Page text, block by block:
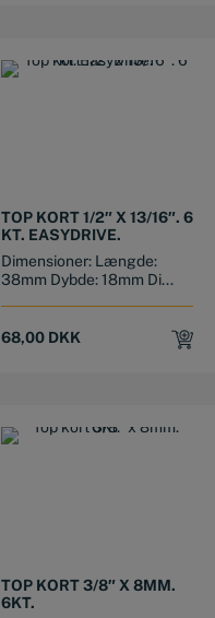
TOP KORT 1/2″ X 13/16″. 6
KT. EASYDRIVE.
Dimensioner: Længde:
38mm Dybde: 18mm Di...
68,00 DKK
TOP KORT 3/8″ X 8MM.
6KT.